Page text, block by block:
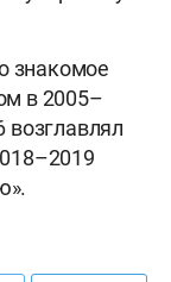
знакомое
в 2005–
возглавлял